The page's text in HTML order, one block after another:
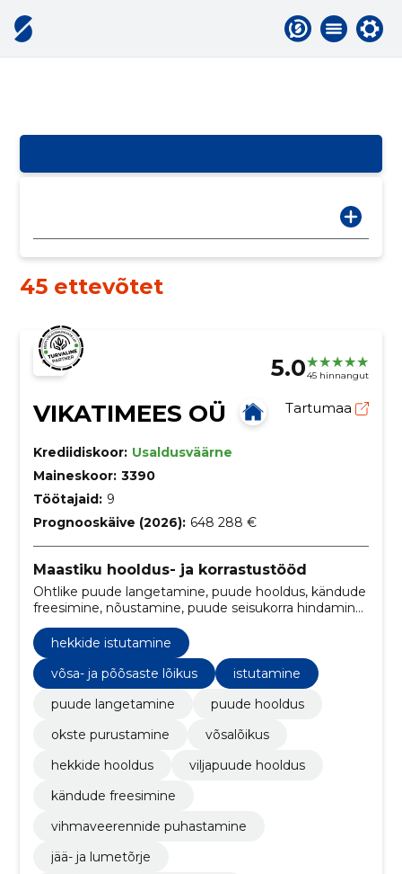
45 ettevõtet
5.045 hinnangut
VIKATIMEES OÜ Tartumaa
Krediidiskoor: Usaldusväärne
Maineskoor: 3390
Töötajaid: 9
Prognooskäive (2026): 648 288 €
Maastiku hooldus- ja korrastustööd
Ohtlike puude langetamine, puude hooldus, kändude
freesimine, nõustamine, puude seisukorra hindamine,
hekkide rajamine, hekkide noorendamine, raiejääkide
äravedu, okste tagasilõikus, puude istutamine,
linnupesade eemaldamine, abi raielubade taotlemisel.
hekkide istutamine
võsa- ja põõsaste lõikus
istutamine
puude langetamine
puude hooldus
okste purustamine
võsalõikus
hekkide hooldus
viljapuude hooldus
kändude freesimine
vihmaveerennide puhastamine
jää- ja lumetõrje